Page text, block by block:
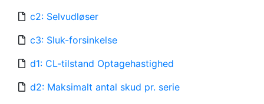
c2: Selvudløser
c3: Sluk-forsinkelse
d1: CL-tilstand Optagehastighed
d2: Maksimalt antal skud pr. serie